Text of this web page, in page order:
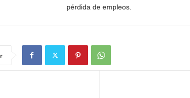
pérdida de empleos.